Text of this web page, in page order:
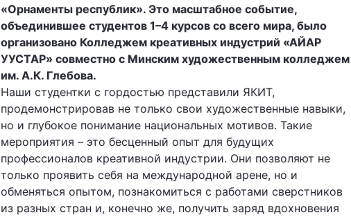
«Орнаменты республик». Это масштабное событие,
объединившее студентов 1–4 курсов со всего мира, было
организовано Колледжем креативных индустрий «АЙАР
УУСТАР» совместно с Минским художественным колледжем
им. А.К. Глебова.
Наши студентки с гордостью представили ЯКИТ,
продемонстрировав не только свои художественные навыки,
но и глубокое понимание национальных мотивов. Такие
мероприятия – это бесценный опыт для будущих
профессионалов креативной индустрии. Они позволяют не
только проявить себя на международной арене, но и
обменяться опытом, познакомиться с работами сверстников
из разных стран и, конечно же, получить заряд вдохновения